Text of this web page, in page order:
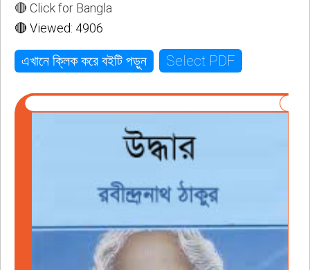
🔴 Click for Bangla
🔴 Viewed: 4906
এখানে ক্লিক করে বইটি পড়ুন Select PDF